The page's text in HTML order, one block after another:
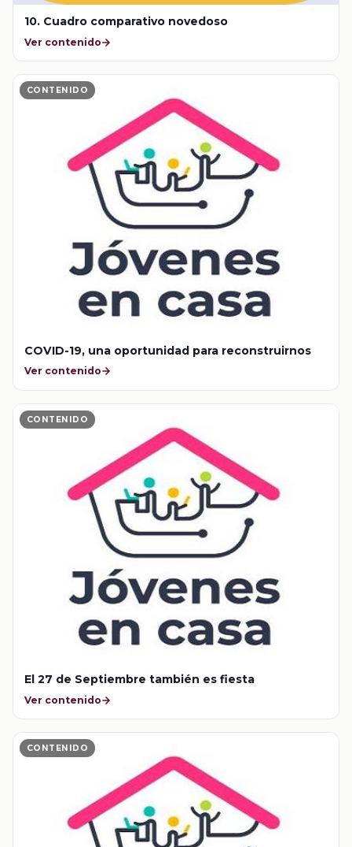
10. Cuadro comparativo novedoso
Ver contenido
CONTENIDO
COVID-19, una oportunidad para reconstruirnos
Ver contenido
CONTENIDO
El 27 de Septiembre también es fiesta
Ver contenido
CONTENIDO